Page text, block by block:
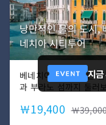
지
낭만적인 물의 도시,
네치아 시티투어
베네치아의 낭만적인
과 부라노 섬까지 둘러
￦19,400 ￦